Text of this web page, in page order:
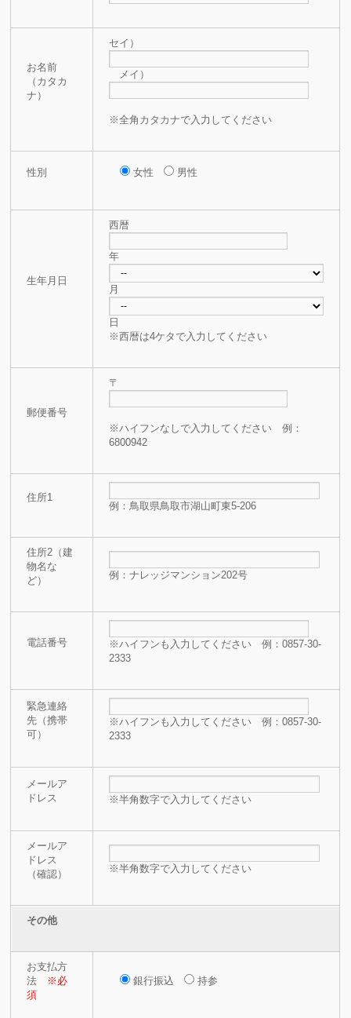
お名前
（カタカ
ナ）
セイ）
メイ）
※全角カタカナで入力してください
性別 女性 男性
生年月日
西暦
年
月
日
※西暦は4ケタで入力してください
郵便番号
〒
※ハイフンなしで入力してください 例：
6800942
住所1
例：鳥取県鳥取市湖山町東5-206
住所2（建
物名な
ど）
例：ナレッジマンション202号
電話番号
※ハイフンも入力してください 例：0857-30-
2333
緊急連絡
先（携帯
可）
※ハイフンも入力してください 例：0857-30-
2333
メールア
ドレス
※半角数字で入力してください
メールア
ドレス
（確認）
※半角数字で入力してください
その他
お支払方
法
※必
須
銀行振込 持参